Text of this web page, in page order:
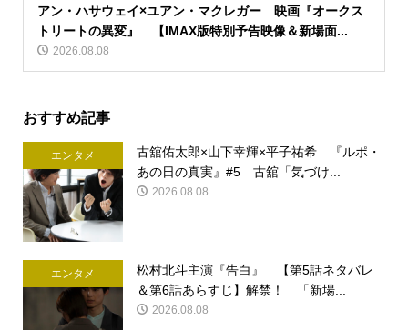
アン・ハサウェイ×ユアン・マクレガー 映画『オークス
トリートの異変』 【IMAX版特別予告映像＆新場面...
2026.08.08
おすすめ記事
エンタメ
古舘佑太郎×山下幸輝×平子祐希 『ルポ・
あの日の真実』#5 古舘「気づけ...
2026.08.08
エンタメ
松村北斗主演『告白』 【第5話ネタバレ
＆第6話あらすじ】解禁！ 「新場...
2026.08.08